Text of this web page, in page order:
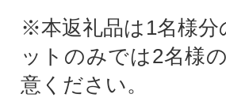
※本返礼品は1名様
ットのみでは2名様
意ください。